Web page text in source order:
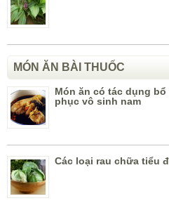
HỖN HỢP
Dấu hiệu nhận biết 10
nhất hiện nay
Bảo vệ sức khỏe bằng
không còn sử dụng